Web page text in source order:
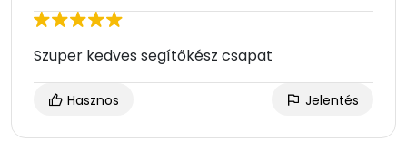
Szuper kedves segítőkész csapat
Hasznos Jelentés